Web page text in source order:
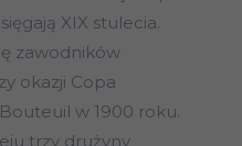
XIX stulecia.
zawodników
okazji Copa
w 1900 roku.
trzy drużyny